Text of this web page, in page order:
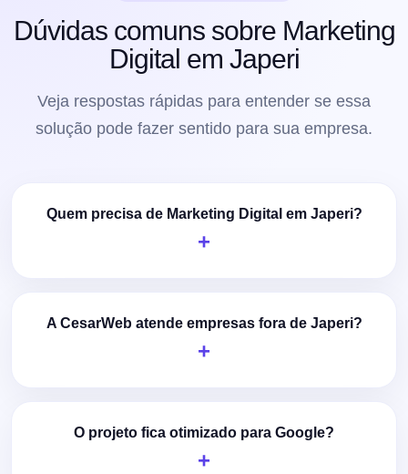
Dúvidas comuns sobre Marketing
Digital em Japeri
Veja respostas rápidas para entender se essa
solução pode fazer sentido para sua empresa.
Quem precisa de Marketing Digital em Japeri?
A CesarWeb atende empresas fora de Japeri?
O projeto fica otimizado para Google?